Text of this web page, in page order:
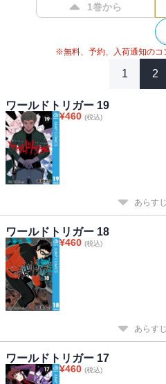
1巻から
※無料、予約、入荷通知のコ
1 2
ワールドトリガー 19
¥460 (税込)
あらす
ワールドトリガー 18
¥460 (税込)
あらす
ワールドトリガー 17
¥460 (税込)